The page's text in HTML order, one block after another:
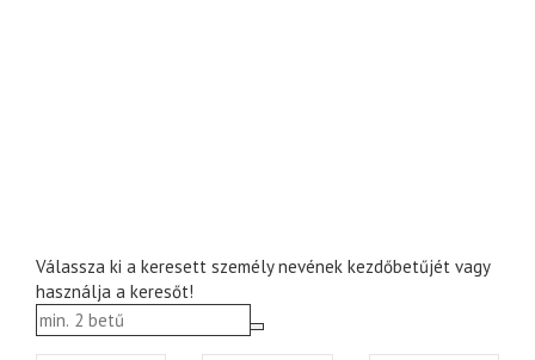
Válassza ki a keresett személy nevének kezdőbetűjét vagy
használja a keresőt!